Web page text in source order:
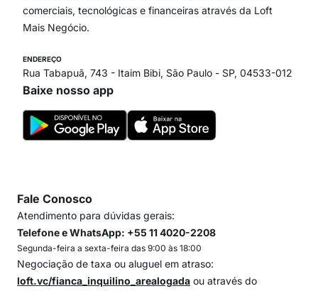
comerciais, tecnológicas e financeiras através da Loft
Mais Negócio.
ENDEREÇO
Rua Tabapuã, 743 - Itaim Bibi, São Paulo - SP, 04533-012
Baixe nosso app
Fale Conosco
Atendimento para dúvidas gerais:
Telefone e WhatsApp: +55 11 4020-2208
Segunda-feira a sexta-feira das 9:00 às 18:00
Negociação de taxa ou aluguel em atraso:
loft.vc/fianca_inquilino_arealogada ou através do